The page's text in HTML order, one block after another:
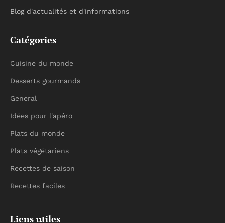
Blog d'actualités et d'informations
Catégories
Cuisine du monde
Desserts gourmands
General
Idées pour l'apéro
Plats du monde
Plats végétariens
Recettes de saison
Recettes faciles
Liens utiles